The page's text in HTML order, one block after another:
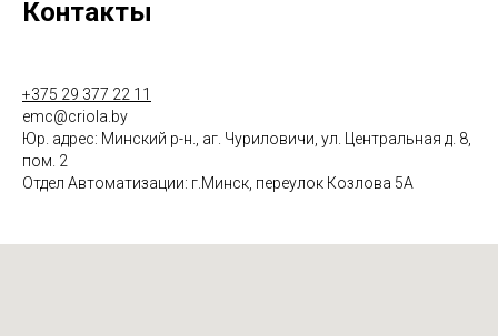
Контакты
+375 29 377 22 11
emc@criola.by
Юр. адрес: Минский р-н., аг. Чуриловичи, ул. Центральная д. 8,
пом. 2
Отдел Автоматизации: г.Минск, переулок Козлова 5А